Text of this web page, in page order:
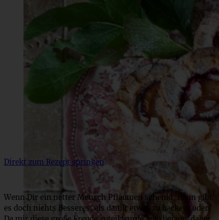
Direkt zum Rezept springen
Wenn Dir ein netter Mensch Pflaumen schenkt, dann gibt
es doch nichts Besseres, als damit etwas zu backen, oder?